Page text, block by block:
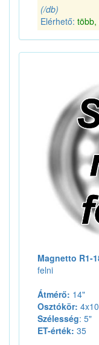
(/db)
Elérhető: több,
Magnetto R1-
felni
Átmérő: 14"
Osztókör:
Szélesség: 5"
ET-érték: 35